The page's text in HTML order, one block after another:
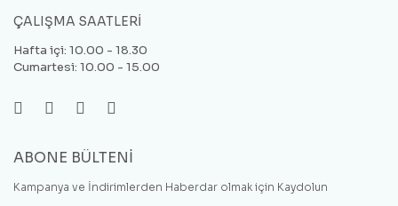
ÇALIŞMA SAATLERİ
Hafta içi: 10.00 - 18.30
Cumartesi: 10.00 - 15.00
ABONE BÜLTENİ
Kampanya ve İndirimlerden Haberdar olmak için Kaydolun